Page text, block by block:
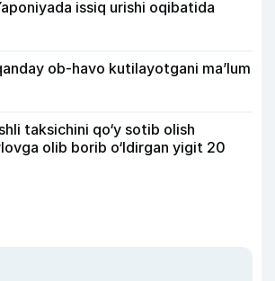
issiq urishi oqibatida
ob-havo kutilayotgani ma’lum
taksichini qo‘y sotib olish
olib borib o‘ldirgan yigit 20